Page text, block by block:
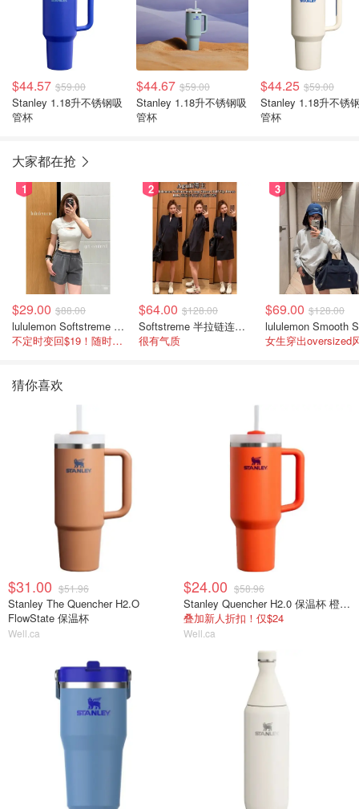
$44.57 $59.00
Stanley 1.18升不锈钢吸
管杯
$44.67 $59.00
Stanley 1.18升不锈钢吸
管杯
$44.25 $59.00
Stanley 1.18升不锈钢吸
管杯
大家都在抢
1
$29.00 $88.00
lululemon Softstreme 女士高腰短裤 10cm
不定时变回$19！随时点进来看
2
$64.00 $128.00
Softstreme 半拉链连衣裙
很有气质
3
$69.00 $128.00
女生穿出oversized
猜你喜欢
$31.00 $51.96
Stanley The Quencher H2.O
FlowState 保温杯
Well.ca
$24.00 $58.96
Stanley Quencher H2.0 保温杯 橙红色
叠加新人折扣！仅$24
Well.ca